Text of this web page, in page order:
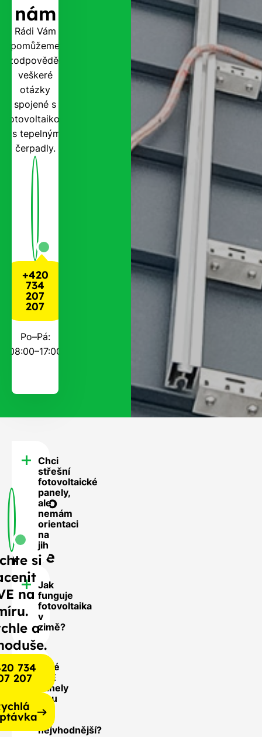
nám
Rádi Vám
pomůžeme
zodpovědět
veškeré
otázky
spojené s
fotovoltaikou
i s tepelnými
čerpadly.
+420
734
207
207
Po–Pá:
08:00–17:00
FAQ
-
Často
se
nás
ptáte
Chci
střešní
fotovoltaické
panely,
ale
nemám
orientaci
na
jih
Jak
funguje
fotovoltaika
v
zimě?
Jaké
FVE
panely
jsou
pro
nejvhodnější?
si
na
a
734
207